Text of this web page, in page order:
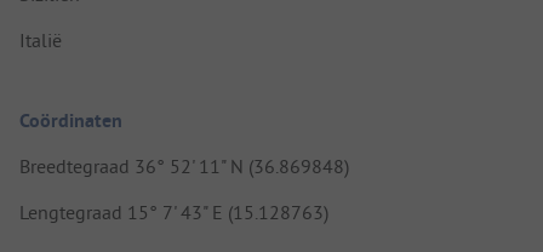
Italië
Coördinaten
Breedtegraad 36° 52' 11" N (36.869848)
Lengtegraad 15° 7' 43" E (15.128763)